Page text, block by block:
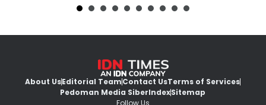
About UsEditorial TeamContact UsTerms of Services
Pedoman Media SiberIndexSitemap
Follow Us